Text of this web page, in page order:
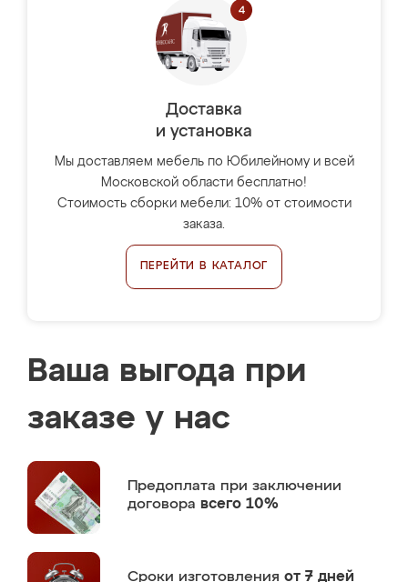
Доставка
и установка
Мы доставляем мебель по Юбилейному и всей
Московской области бесплатно!
Стоимость сборки мебели: 10% от стоимости
заказа.
ПЕРЕЙТИ В КАТАЛОГ
Ваша выгода при
заказе у нас
Предоплата при заключении
договора всего 10%
Сроки изготовления от 7 дней